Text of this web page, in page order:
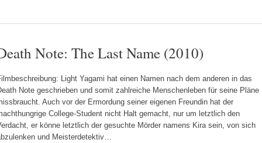
Note: The Last Name (2010)
Light Yagami hat einen Namen nach dem anderen in das
Note geschrieben und somit zahlreiche Menschenleben für seine Pläne
Auch vor der Ermordung seiner eigenen Freundin hat der
College-Student nicht Halt gemacht, nur um letztlich den
er könne letztlich der gesuchte Mörder namens Kira sein, von sich
und Meisterdetektiv…